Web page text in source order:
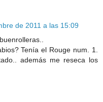
de 2011 a las 15:09
Tenía el Rouge num. 1.
además me reseca los